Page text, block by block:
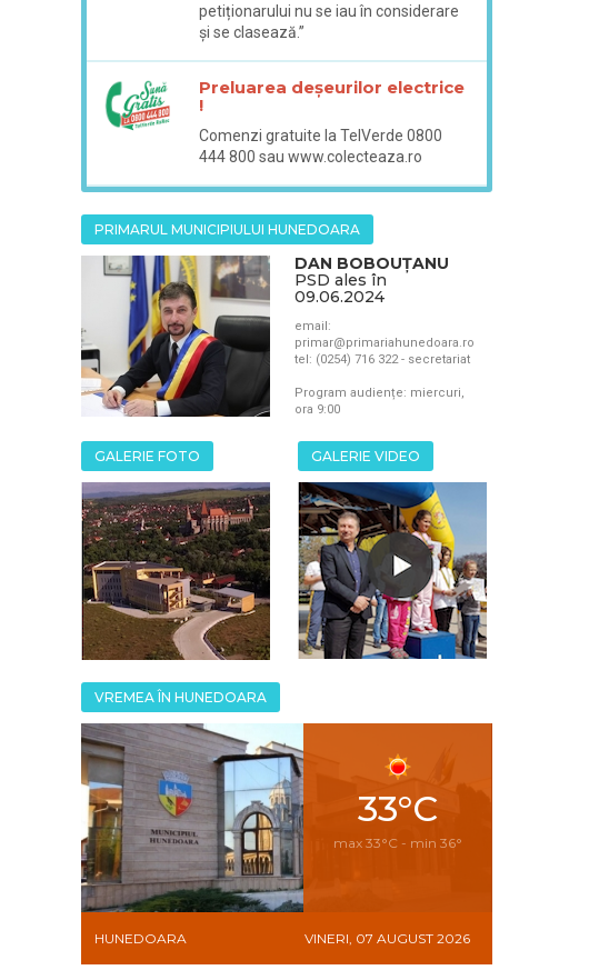
petiționarului nu se iau în considerare
și se clasează.”
Preluarea deșeurilor electrice
!
Comenzi gratuite la TelVerde 0800
444 800 sau www.colecteaza.ro
PRIMARUL MUNICIPIULUI HUNEDOARA
DAN BOBOUȚANU
PSD ales în
09.06.2024
email:
primar@primariahunedoara.ro
tel: (0254) 716 322 - secretariat
Program audiențe: miercuri,
ora 9:00
GALERIE FOTO GALERIE VIDEO
VREMEA ÎN HUNEDOARA
33°C
max 33°C - min 36°
HUNEDOARA VINERI, 07 AUGUST 2026